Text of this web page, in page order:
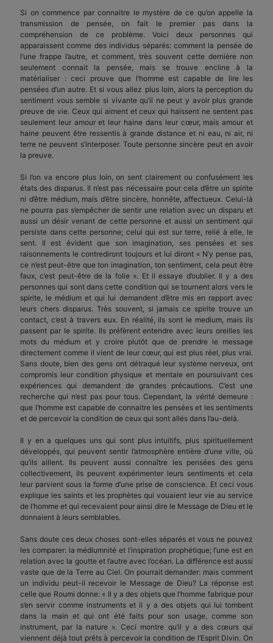
Si on commence par connaitre le mystère de ce qu’on appelle la
transmission de pensée, on fait le premier pas dans la
compréhension de ce problème. Voici deux personnes qui
apparaissent comme des individus séparés: comment la pensée de
l’une frappe l’autre, et comment, très souvent cette dernière non
seulement connait la pensée, mais se trouve encline à la
matérialiser : ceci prouve que l’homme est capable de lire les
pensées d’un autre. Et si vous allez plus loin, alors la perception du
sentiment vous semble si vivante qu’il ne peut y avoir plus grande
preuve de vie. Ceux qui aiment et ceux qui haïssent ne sentent pas
seulement leur amour et leur haine dans leur cœur, mais amour et
haine peuvent être ressentis à grande distance et ni eau, ni air, ni
terre ne peuvent s’interposer. Toute personne sincère peut en avoir
la preuve.
Si l’on va encore plus loin, on sent clairement ou confusément les
états des disparus. Il n’est pas nécessaire pour cela d’être un spirite
ni d’être médium, mais d’être sincère, honnête, affectueux. Celui-là
ne pourra pas s’empêcher de sentir une relation avec un disparu et
aussi un désir venant de cette personne et aussi un sentiment qui
persiste dans cette personne; celui qui est sur terre, relié à elle, le
sent. Il est évident que son imagination, ses pensées et ses
raisonnements le contrediront toujours et lui diront « N’y pense pas,
ce n’est peut-être que ton imagination, ton sentiment, cela peut être
faux, c’est peut-être de la folie ». Et il essaye d’oublier. Il y a des
personnes qui sont dans cette condition qui se tournent alors vers le
spirite, le médium et qui lui demandent d’être mis en rapport avec
leurs chers disparus. Très souvent, si jamais ce spirite trouve un
contact, c’est à travers eux. En réalité, ils sont le medium, mais ils
passent par le spirite. Ils préfèrent entendre avec leurs oreilles les
mots du médium et y croire plutôt que de prendre le message
directement comme il vient de leur cœur, qui est plus réel, plus vrai.
Sans doute, bien des gens ont détraqué leur système nerveux, ont
compromis leur condition physique et mentale en poursuivant ces
expériences qui demandent de grandes précautions. C’est une
recherche qui n’est pas pour tous. Cependant, la vérité demeure :
que l’homme est capable de connaitre les pensées et les sentiments
et de percevoir la condition de ceux qui sont allés dans l’au-delà.
Il y en a quelques uns qui sont plus intuitifs, plus spirituellement
développés, qui peuvent sentir l’atmosphère entière d’une ville, où
qu’ils aillent. Ils peuvent aussi connaître les pensées des gens
collectivement, ils peuvent expérimenter leurs sentiments et cela
leur parvient sous la forme d’une prise de conscience. Et ceci vous
explique les saints et les prophètes qui vouaient leur vie au service
de l’homme et qui recevaient pour ainsi dire le Message de Dieu et le
donnaient à leurs semblables.
Sans doute ces deux choses sont-elles séparés et vous ne pouvez
les comparer: la médiumnité et l’inspiration prophétique; l’une est en
relation avec la goutte et l’autre avec l’océan. La différence est aussi
vaste que de la Terre au Ciel. On pourrait demander: mais comment
un individu peut-il recevoir le Message de Dieu? La réponse est
celle que Roumi donne: « Il y a des objets que l’homme fabrique pour
s’en servir comme instruments et il y a des objets qui lui tombent
dans la main et qui ont été faits pour son usage, comme son
instrument, par la nature ». Ceci montre qu’il y a des cœurs qui
viennent déjà tout prêts à percevoir la condition de l’Esprit Divin. On